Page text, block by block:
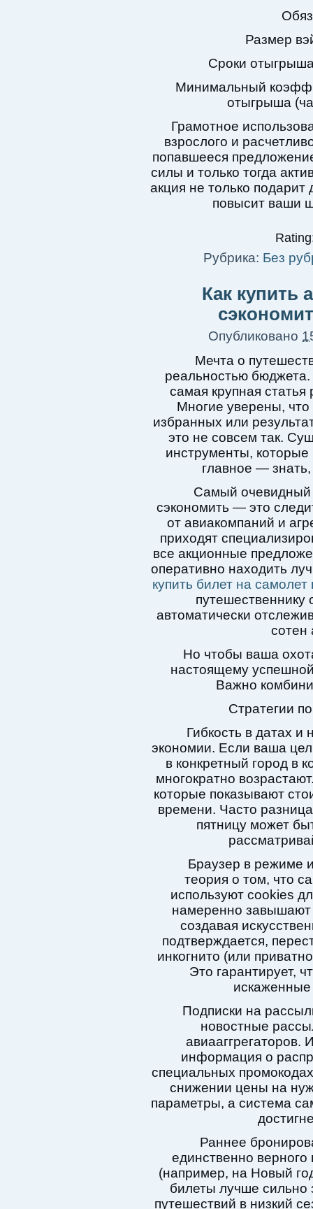
Размер
Сроки
Минимальный
отыгрыша
Грамотное
взрослого и
попавшееся
силы и только тогда
акция не только
повысит ваши
Рубрика: Без
Как купить
Опубликовано
Мечта о
реальностью
самая крупная
Многие уверены,
избранных или
это не совсем так.
инструменты,
главное — знать,
Самый очевидный
сэкономить — это
от авиакомпаний и
приходят
все акционные
оперативно находить
купить билет на самолет
путешественнику
автоматически
сотен
Но чтобы ваша
настоящему
Важно
Стратегии
Гибкость в датах
экономии. Если ваша
в конкретный город в
многократно
которые показывают
времени. Часто
пятницу может
Браузер в режиме
теория о том, что
используют cookies
намеренно
создавая
подтверждается,
инкогнито (или
Это гарантирует,
Подписки на
новостные
авиааггрегаторов.
информация о
специальных
снижении цены на
параметры, а система
Раннее
единственно верного
(например, на Новый
билеты лучше сильно
путешествий в низкий